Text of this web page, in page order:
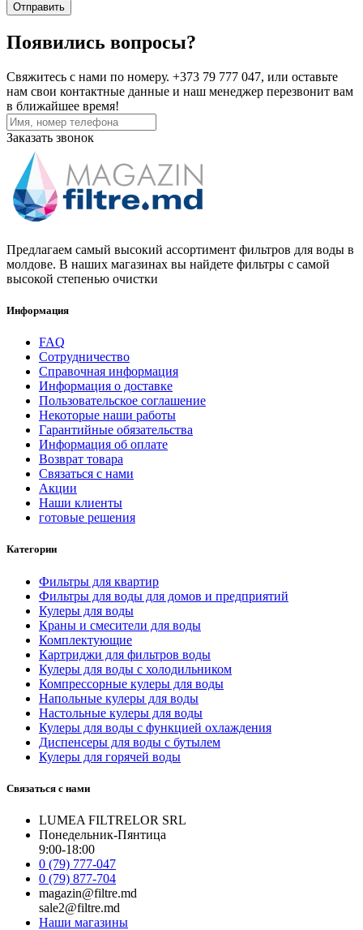
Отправить
Появились вопросы?
Свяжитесь с нами по номеру. +373 79 777 047, или оставьте
нам свои контактные данные и наш менеджер перезвонит вам
в ближайшее время!
Заказать звонок
Предлагаем самый высокий ассортимент фильтров для воды в
молдове. В наших магазинах вы найдете фильтры с самой
высокой степенью очистки
Информация
FAQ
Сотрудничество
Справочная информация
Информация о доставке
Пользовательское соглашение
Некоторые наши работы
Гарантийные обязательства
Информация об оплате
Возврат товара
Связаться с нами
Акции
Наши клиенты
готовые решения
Категории
Фильтры для квартир
Фильтры для воды для домов и предприятий
Кулеры для воды
Краны и смесители для воды
Комплектующие
Картриджи для фильтров воды
Кулеры для воды с холодильником
Компрессорные кулеры для воды
Напольные кулеры для воды
Настольные кулеры для воды
Кулеры для воды с функцией охлаждения
Диспенсеры для воды с бутылем
Кулеры для горячей воды
Связаться с нами
LUMEA FILTRELOR SRL
Понедельник-Пянтица
9:00-18:00
0 (79) 777-047
0 (79) 877-704
magazin@filtre.md
sale2@filtre.md
Наши магазины